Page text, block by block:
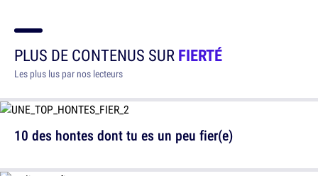
PLUS DE CONTENUS SURFIERTÉ
Les plus lus par nos lecteurs
10 des hontes dont tu es un peu fier(e)